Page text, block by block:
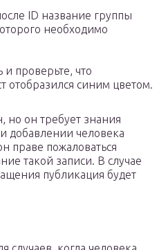
ID название группы
необходимо
и проверьте, что
отобразился синим цветом.
но он требует знания
добавлении человека
праве пожаловаться
такой записи. В случае
публикация будет